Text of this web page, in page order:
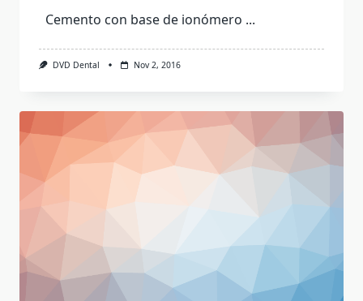
Cemento con base de ionómero ...
DVD Dental Nov 2, 2016